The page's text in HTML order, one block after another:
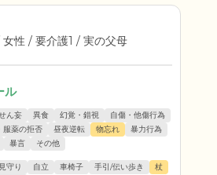
性 / 要介護1 / 実の父母
ル
ん妄 異食 幻覚・錯視
自傷・他傷行為
服薬の拒否
昼夜逆転 物忘れ
暴力行為
暴言 その他
見守り 自立 車椅子 手引/伝い歩き
杖